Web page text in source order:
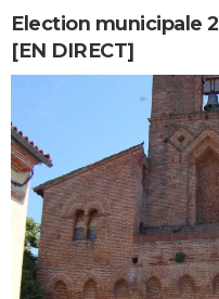
Election municipale
[EN DIRECT]